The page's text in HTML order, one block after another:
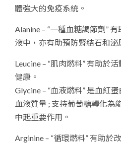
體強大的免疫系統。
Alanine – “一種血糖調節劑”
液中，亦有助預防腎結石和泌
Leucine – “肌肉燃料” 有助於
健康。
Glycine – “血液燃料” 是血紅
血液質量 ; 支持葡萄糖轉化為
中起重要作用。
Arginine – “循環燃料” 有助於